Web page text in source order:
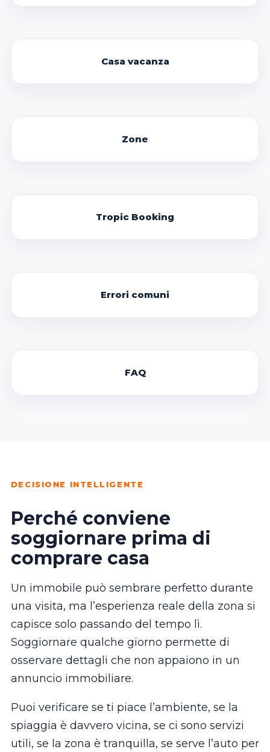
Casa vacanza
Zone
Tropic Booking
Errori comuni
FAQ
DECISIONE INTELLIGENTE
Perché conviene
soggiornare prima di
comprare casa
Un immobile può sembrare perfetto durante
una visita, ma l’esperienza reale della zona si
capisce solo passando del tempo lì.
Soggiornare qualche giorno permette di
osservare dettagli che non appaiono in un
annuncio immobiliare.
Puoi verificare se ti piace l’ambiente, se la
spiaggia è davvero vicina, se ci sono servizi
utili, se la zona è tranquilla, se serve l’auto per